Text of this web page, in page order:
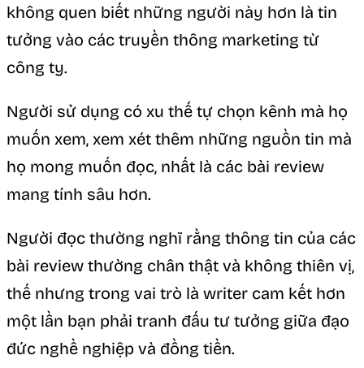
không quen biết những người này hơn là tin
tưởng vào các truyền thông marketing từ
công ty.
Người sử dụng có xu thế tự chọn kênh mà họ
muốn xem, xem xét thêm những nguồn tin mà
họ mong muốn đọc, nhất là các bài review
mang tính sâu hơn.
Người đọc thường nghĩ rằng thông tin của các
bài review thường chân thật và không thiên vị,
thế nhưng trong vai trò là writer cam kết hơn
một lần bạn phải tranh đấu tư tưởng giữa đạo
đức nghề nghiệp và đồng tiền.